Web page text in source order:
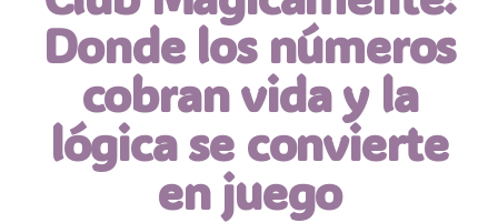
Donde los números
cobran vida y la
lógica se convierte
en juego